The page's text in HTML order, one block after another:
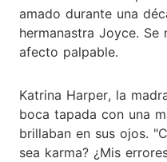
amado durante una
hermanastra Joyce.
afecto palpable.
Katrina Harper, la
boca tapada con una
brillaban en sus ojos.
sea karma? ¿Mis